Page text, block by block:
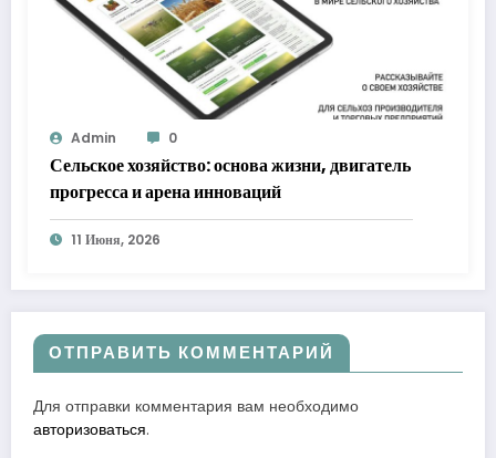
Admin 0
Сельское хозяйство: основа жизни, двигатель
прогресса и арена инноваций
11 Июня, 2026
ОТПРАВИТЬ КОММЕНТАРИЙ
Для отправки комментария вам необходимо
авторизоваться.